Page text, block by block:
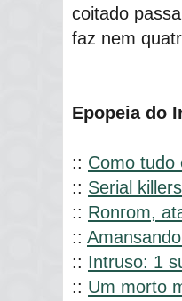
coitado
faz nem
Epopeia do
:: Como tudo
:: Serial
:: Ronrom,
::
:: Intruso: 1
:: Um morto